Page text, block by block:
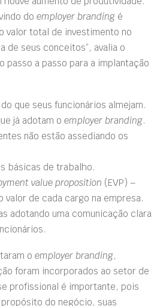
do employer branding é
valor total de investimento no
de seus conceitos”, avalia o
passo a passo para a implantação
que seus funcionários almejam.
já adotam o employer branding.
não estão assediando os
básicas de trabalho.
value proposition (EVP) –
valor de cada cargo na empresa.
adotando uma comunicação clara
o employer branding,
foram incorporados ao setor de
profissional é importante, pois
do negócio, suas